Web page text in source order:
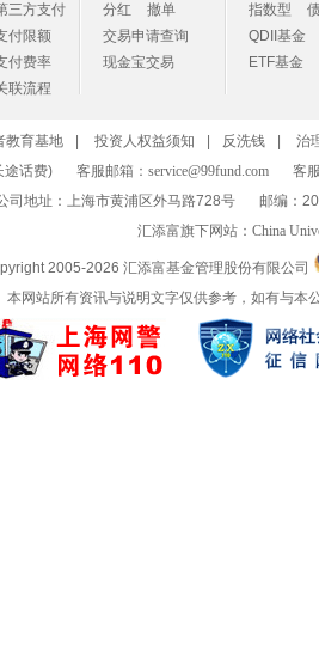
三方支付
付限额
付费率
联流程
分红
撤单
交易申请查询
现金宝交易
指数型
QDII基金
ETF基金
教育基地 投资人权益须知 反洗钱
治
途话费)
客服邮箱：service@99fund.com
客
司地址：上海市黄浦区外马路728号
邮编：
汇添富旗下网站：China
2005-2026 汇添富基金管理股份有限公司
本网站所有资讯与说明文字仅供参考，如有与本